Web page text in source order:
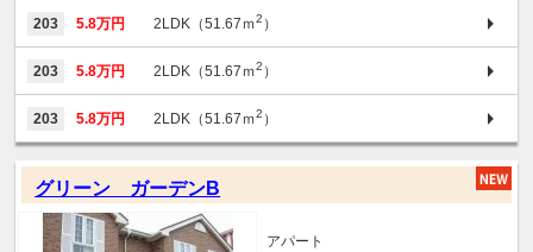
203 5.8万円 2LDK（51.67ｍ2 ）
203 5.8万円 2LDK（51.67ｍ2 ）
203 5.8万円 2LDK（51.67ｍ2 ）
グリーン ガーデンB
アパート